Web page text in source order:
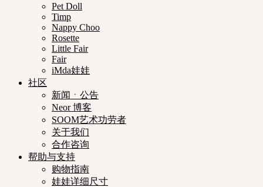
Pet Doll
Timp
Nappy Choo
Rosette
Little Fair
Fair
iMda娃娃
社区
新闻ㆍ公告
Neor 博客
SOOM艺术功劳者
关于我们
合作咨询
帮助与支持
购物指南
娃娃详细尺寸